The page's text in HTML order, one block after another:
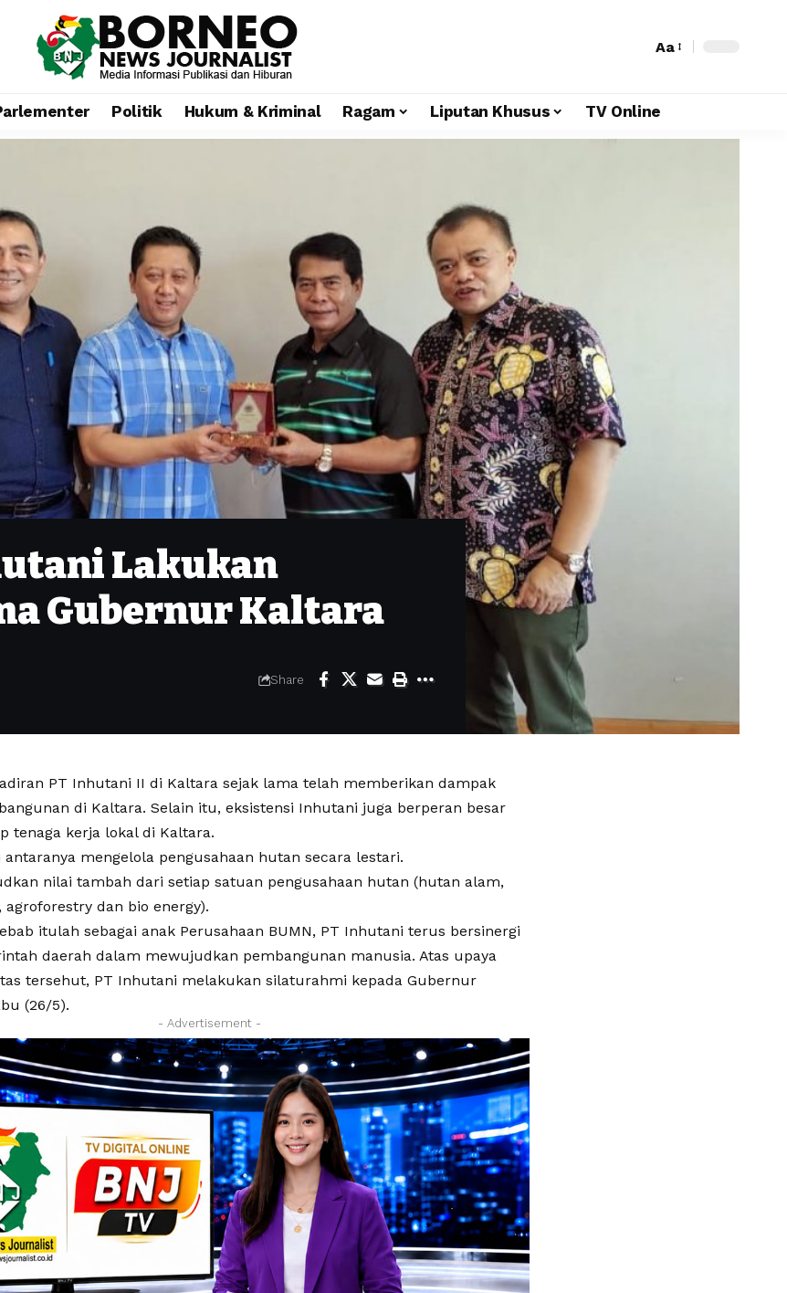
Aa
Politik Hukum & Kriminal Ragam Liputan Khusus TV Online
Lakukan
Gubernur Kaltara
Share
PT Inhutani II di Kaltara sejak lama telah memberikan dampak
di Kaltara. Selain itu, eksistensi Inhutani juga berperan besar
tenaga kerja lokal di Kaltara.
mengelola pengusahaan hutan secara lestari.
nilai tambah dari setiap satuan pengusahaan hutan (hutan alam,
dan bio energy).
itulah sebagai anak Perusahaan BUMN, PT Inhutani terus bersinergi
daerah dalam mewujudkan pembangunan manusia. Atas upaya
tersehut, PT Inhutani melakukan silaturahmi kepada Gubernur
(26/5).
- Advertisement -